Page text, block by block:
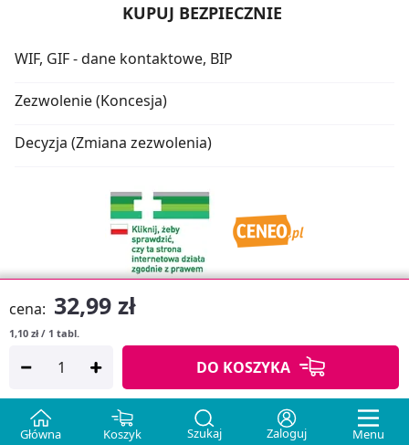
Główna Koszyk Szukaj Zaloguj Menu
cena: 32,99 zł
1,10 zł / 1 tabl.
DO KOSZYKA
KUPUJ BEZPIECZNIE
WIF, GIF - dane kontaktowe, BIP
Zezwolenie (Koncesja)
Decyzja (Zmiana zezwolenia)
Copyright © 2026
APTUSSHOP
Projekt strony: MEDICARE.PL iAPTUS.PL